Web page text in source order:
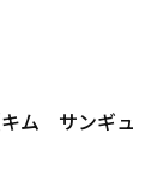
ム サンギュ